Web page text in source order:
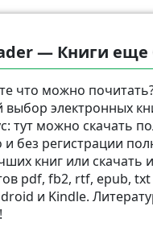
— Книги
что можно
электронных
тут можно скачать
и без регистрации
книг или скачать
pdf, fb2, rtf, epub, txt
и Kindle.